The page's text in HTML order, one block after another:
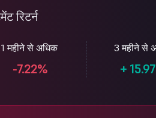
रिटर्न
1 महीने से अधिक
-7.22%
3 महीने से
+